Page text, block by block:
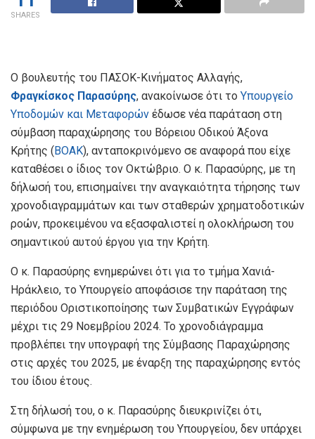
SHARES
Ο βουλευτής του ΠΑΣΟΚ-Κινήματος Αλλαγής,
Φραγκίσκος Παρασύρης, ανακοίνωσε ότι το Υπουργείο
Υποδομών και Μεταφορών έδωσε νέα παράταση στη
σύμβαση παραχώρησης του Βόρειου Οδικού Άξονα
Κρήτης (ΒΟΑΚ), ανταποκρινόμενο σε αναφορά που είχε
καταθέσει ο ίδιος τον Οκτώβριο. Ο κ. Παρασύρης, με τη
δήλωσή του, επισημαίνει την αναγκαιότητα τήρησης των
χρονοδιαγραμμάτων και των σταθερών χρηματοδοτικών
ροών, προκειμένου να εξασφαλιστεί η ολοκλήρωση του
σημαντικού αυτού έργου για την Κρήτη.
Ο κ. Παρασύρης ενημερώνει ότι για το τμήμα Χανιά-
Ηράκλειο, το Υπουργείο αποφάσισε την παράταση της
περιόδου Οριστικοποίησης των Συμβατικών Εγγράφων
μέχρι τις 29 Νοεμβρίου 2024. Το χρονοδιάγραμμα
προβλέπει την υπογραφή της Σύμβασης Παραχώρησης
στις αρχές του 2025, με έναρξη της παραχώρησης εντός
του ίδιου έτους.
Στη δήλωσή του, ο κ. Παρασύρης διευκρινίζει ότι,
σύμφωνα με την ενημέρωση του Υπουργείου, δεν υπάρχει